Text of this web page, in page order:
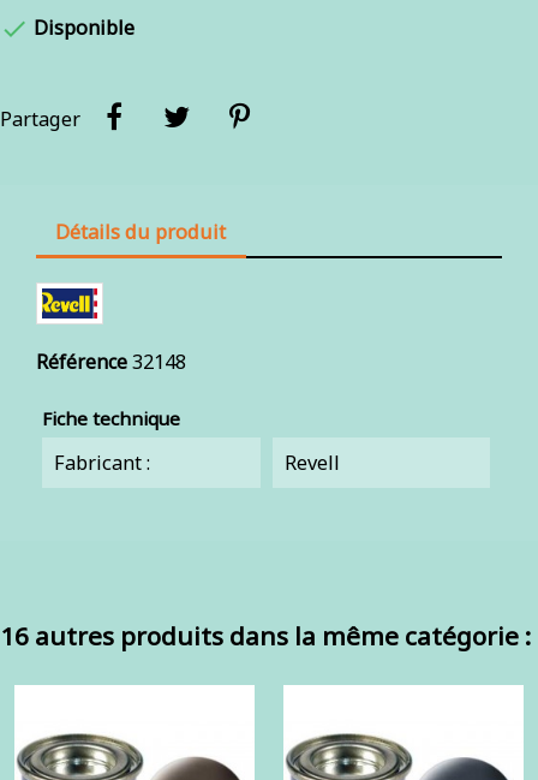
 Disponible
Partager
Détails du produit
Référence32148
Fiche technique
Fabricant : Revell
16 autres produits dans la même catégorie :